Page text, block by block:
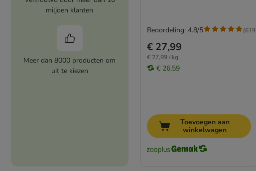
miljoen klanten
Meer dan 8000 producten om
uit te kiezen
€ 27,99
€ 27,99 / kg
€ 26,59
Beoordeling: 4.8/5 (619
Toevoegen aan
winkelwagen